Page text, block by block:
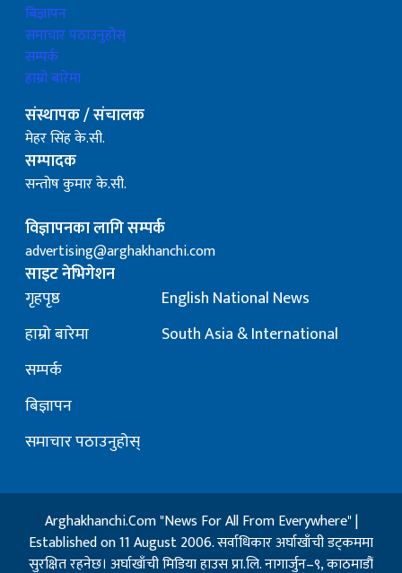
बिज्ञापन
समाचार पठाउनुहोस्
सम्पर्क
हाम्रो बारेमा
संस्थापक / संचालक
मेहर सिंह के.सी.
सम्पादक
सन्तोष कुमार के.सी.
विज्ञापनका लागि सम्पर्क
advertising@arghakhanchi.com
साइट नेभिगेशन
गृहपृष्ठ
हाम्रो बारेमा
सम्पर्क
बिज्ञापन
समाचार पठाउनुहोस्
English National News
South Asia & International
Arghakhanchi.Com "News For All From Everywhere" |
Established on 11 August 2006. सर्वाधिकार अर्घाखाँची डट्कममा
सुरक्षित रहनेछ। अर्घाखाँची मिडिया हाउस प्रा.लि. नागार्जुन–९, काठमाडौं